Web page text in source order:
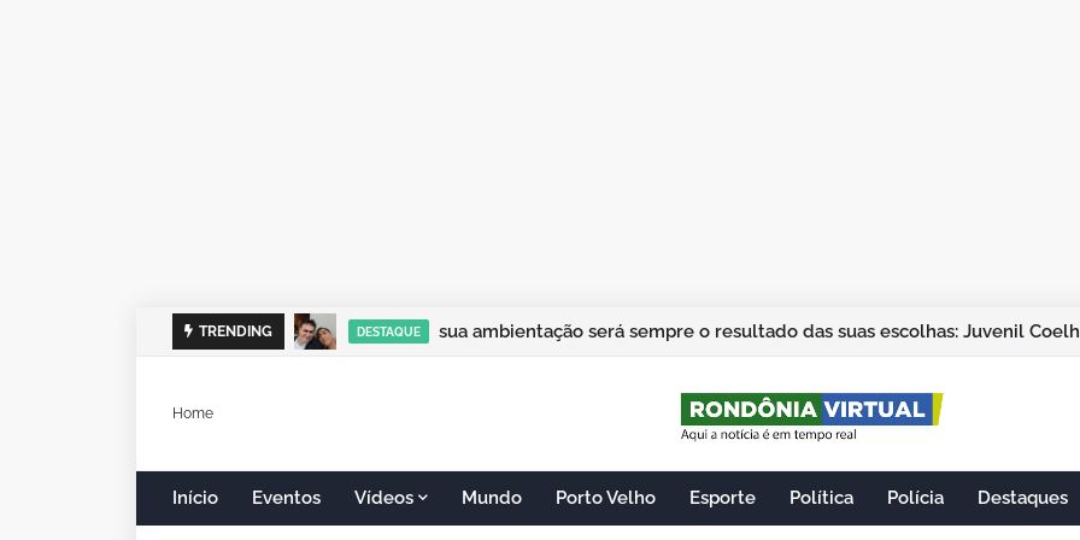
TRENDING DESTAQUE sua ambientação será sempre o resultado das suas escolhas: Juvenil
Home
Início Eventos Vídeos Mundo Porto Velho Esporte Política Polícia Destaques